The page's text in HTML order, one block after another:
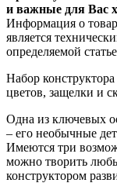
и важные для Вас
Информация о
является
определяемой
Набор
цветов, защелки и
Одна из ключевых
– его необычные
Имеются три
можно творить
конструктором